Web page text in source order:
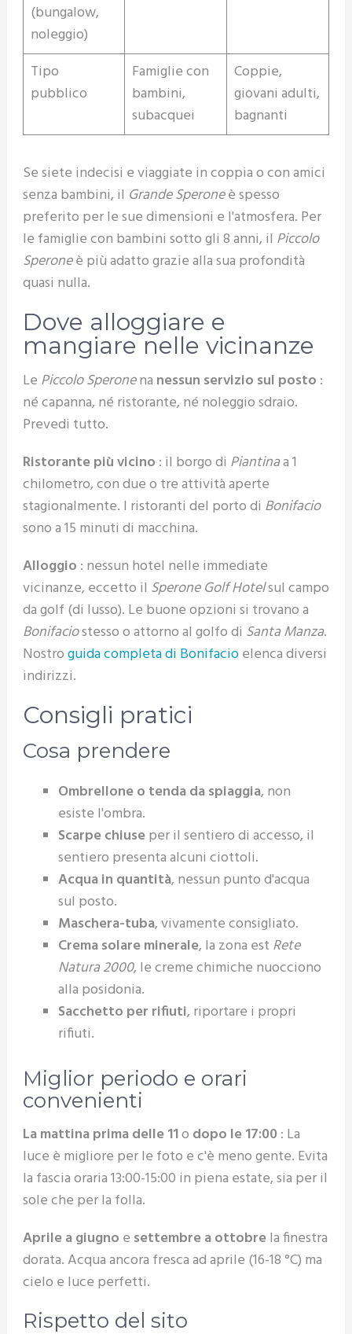
(bungalow,
noleggio)
Tipo
pubblico
Famiglie con
bambini,
subacquei
Coppie,
giovani adulti,
bagnanti
Se siete indecisi e viaggiate in coppia o con amici
senza bambini, il Grande Speroneè spesso
preferito per le sue dimensioni e l'atmosfera. Per
le famiglie con bambini sotto gli 8 anni, il Piccolo
Speroneè più adatto grazie alla sua profondità
quasi nulla.
Dove alloggiare e
mangiare nelle vicinanze
Le Piccolo Speronena nessun servizio sul posto :
né capanna, né ristorante, né noleggio sdraio.
Prevedi tutto.
Ristorante più vicino : il borgo di Piantinaa 1
chilometro, con due o tre attività aperte
stagionalmente. I ristoranti del porto di Bonifacio
sono a 15 minuti di macchina.
Alloggio : nessun hotel nelle immediate
vicinanze, eccetto il Sperone Golf Hotelsul campo
da golf (di lusso). Le buone opzioni si trovano a
Bonifaciostesso o attorno al golfo di Santa Manza.
Nostroguida completa di Bonifacioelenca diversi
indirizzi.
Consigli pratici
Cosa prendere
Ombrellone o tenda da spiaggia, non
esiste l'ombra.
Scarpe chiuseper il sentiero di accesso, il
sentiero presenta alcuni ciottoli.
Acqua in quantità, nessun punto d'acqua
sul posto.
Maschera-tuba, vivamente consigliato.
Crema solare minerale, la zona est Rete
Natura 2000, le creme chimiche nuocciono
alla posidonia.
Sacchetto per rifiuti, riportare i propri
rifiuti.
Miglior periodo e orari
convenienti
La mattina prima delle 11o dopo le 17:00: La
luce è migliore per le foto e c'è meno gente. Evita
la fascia oraria 13:00-15:00 in piena estate, sia per il
sole che per la folla.
Aprile a giugno e settembre a ottobrela finestra
dorata. Acqua ancora fresca ad aprile (16-18 °C) ma
cielo e luce perfetti.
Rispetto del sito